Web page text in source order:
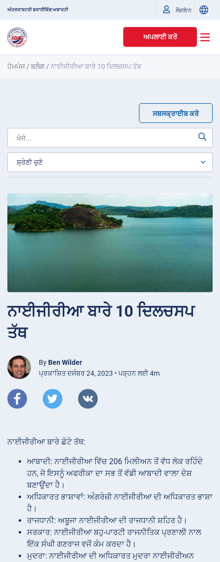
ਅੰਤਰਰਾਸ਼ਟਰੀ ਡਰਾਈਵਿੰਗ ਅਥਾਰਟੀ ਲੌਗਇਨ
ਅਪਲਾਈ ਕਰੋ
ਹੋਮਪੇਜ/ਬਲੌਗ /ਨਾਈਜੀਰੀਆ ਬਾਰੇ 10 ਦਿਲਚਸਪ ਤੱਥ
ਸਬਸਕ੍ਰਾਈਬ ਕਰੋ
ਨਾਈਜੀਰੀਆ ਬਾਰੇ 10 ਦਿਲਚਸਪ
ਤੱਥ
By Ben Wilder
ਪ੍ਰਕਾਸ਼ਿਤ ਦਸੰਬਰ 24, 2023 • ਪੜ੍ਹਨ ਲਈ 4m
ਨਾਈਜੀਰੀਆ ਬਾਰੇ ਛੋਟੇ ਤੱਥ:
ਆਬਾਦੀ: ਨਾਈਜੀਰੀਆ ਵਿੱਚ 206 ਮਿਲੀਅਨ ਤੋਂ ਵੱਧ ਲੋਕ ਰਹਿੰਦੇ
ਹਨ, ਜੋ ਇਸਨੂੰ ਅਫਰੀਕਾ ਦਾ ਸਭ ਤੋਂ ਵੱਡੀ ਆਬਾਦੀ ਵਾਲਾ ਦੇਸ਼
ਬਣਾਉਂਦਾ ਹੈ।
ਅਧਿਕਾਰਤ ਭਾਸ਼ਾਵਾਂ: ਅੰਗਰੇਜ਼ੀ ਨਾਈਜੀਰੀਆ ਦੀ ਅਧਿਕਾਰਤ ਭਾਸ਼ਾ
ਹੈ।
ਰਾਜਧਾਨੀ: ਅਬੂਜਾ ਨਾਈਜੀਰੀਆ ਦੀ ਰਾਜਧਾਨੀ ਸ਼ਹਿਰ ਹੈ।
ਸਰਕਾਰ: ਨਾਈਜੀਰੀਆ ਬਹੁ-ਪਾਰਟੀ ਰਾਜਨੀਤਿਕ ਪ੍ਰਣਾਲੀ ਨਾਲ
ਇੱਕ ਸੰਘੀ ਗਣਰਾਜ ਵਜੋਂ ਕੰਮ ਕਰਦਾ ਹੈ।
ਮੁਦਰਾ: ਨਾਈਜੀਰੀਆ ਦੀ ਅਧਿਕਾਰਤ ਮੁਦਰਾ ਨਾਈਜੀਰੀਅਨ